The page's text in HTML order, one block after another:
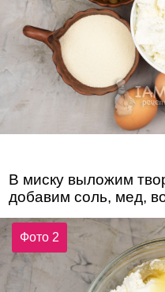
В миску выложим
добавим соль, мед,
Фото 2